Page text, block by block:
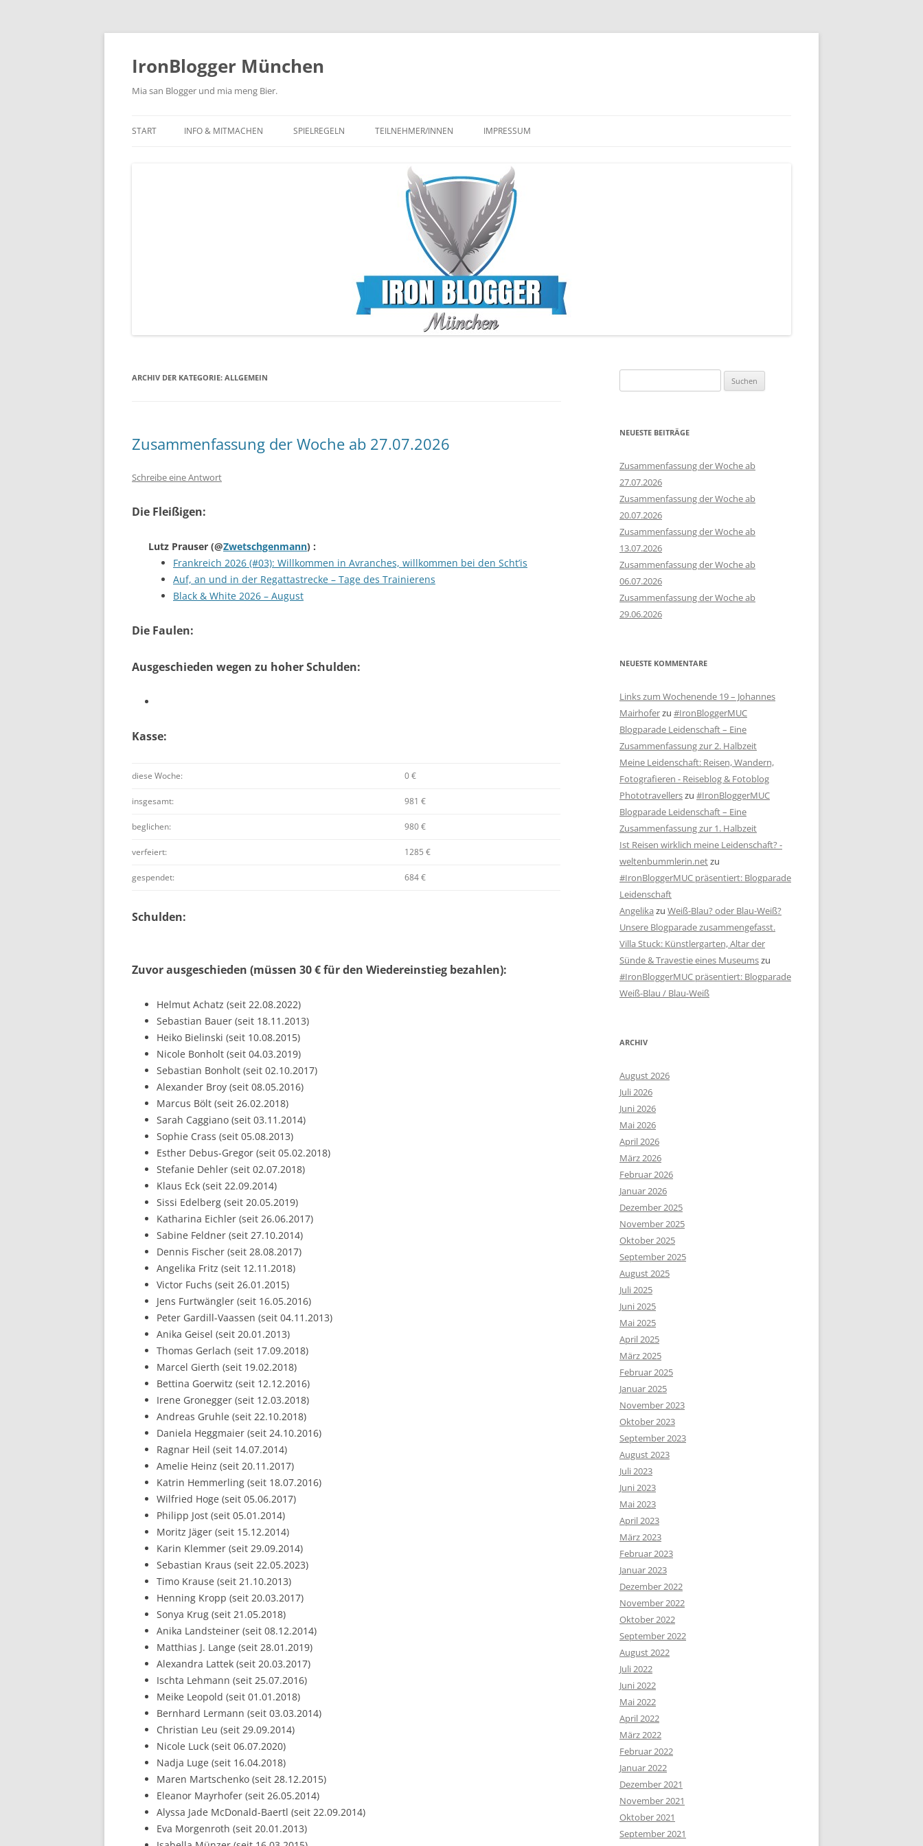
Zum
IronBlogger München
Mia san Blogger und mia meng Bier.
START INFO & MITMACHEN SPIELREGELN TEILNEHMER/INNEN IMPRESSUM
ARCHIV DER KATEGORIE: ALLGEMEIN
Zusammenfassung der Woche ab 27.07.2026
Schreibe eine Antwort
Die Fleißigen:
Lutz Prauser (@Zwetschgenmann) :
Frankreich 2026 (#03): Willkommen in Avranches, willkommen bei den Scht’is
Auf, an und in der Regattastrecke – Tage des Trainierens
Black & White 2026 – August
Die Faulen:
Ausgeschieden wegen zu hoher Schulden:
Kasse:
diese Woche: 0 €
insgesamt: 981 €
beglichen: 980 €
verfeiert: 1285 €
gespendet: 684 €
Schulden:
Zuvor ausgeschieden (müssen 30 € für den Wiedereinstieg bezahlen):
Helmut Achatz (seit 22.08.2022)
Sebastian Bauer (seit 18.11.2013)
Heiko Bielinski (seit 10.08.2015)
Nicole Bonholt (seit 04.03.2019)
Sebastian Bonholt (seit 02.10.2017)
Alexander Broy (seit 08.05.2016)
Marcus Bölt (seit 26.02.2018)
Sarah Caggiano (seit 03.11.2014)
Sophie Crass (seit 05.08.2013)
Esther Debus-Gregor (seit 05.02.2018)
Stefanie Dehler (seit 02.07.2018)
Klaus Eck (seit 22.09.2014)
Sissi Edelberg (seit 20.05.2019)
Katharina Eichler (seit 26.06.2017)
Sabine Feldner (seit 27.10.2014)
Dennis Fischer (seit 28.08.2017)
Angelika Fritz (seit 12.11.2018)
Victor Fuchs (seit 26.01.2015)
Jens Furtwängler (seit 16.05.2016)
Peter Gardill-Vaassen (seit 04.11.2013)
Anika Geisel (seit 20.01.2013)
Thomas Gerlach (seit 17.09.2018)
Marcel Gierth (seit 19.02.2018)
Bettina Goerwitz (seit 12.12.2016)
Irene Gronegger (seit 12.03.2018)
Andreas Gruhle (seit 22.10.2018)
Daniela Heggmaier (seit 24.10.2016)
Ragnar Heil (seit 14.07.2014)
Amelie Heinz (seit 20.11.2017)
Katrin Hemmerling (seit 18.07.2016)
Wilfried Hoge (seit 05.06.2017)
Philipp Jost (seit 05.01.2014)
Moritz Jäger (seit 15.12.2014)
Karin Klemmer (seit 29.09.2014)
Sebastian Kraus (seit 22.05.2023)
Timo Krause (seit 21.10.2013)
Henning Kropp (seit 20.03.2017)
Sonya Krug (seit 21.05.2018)
Anika Landsteiner (seit 08.12.2014)
Matthias J. Lange (seit 28.01.2019)
Alexandra Lattek (seit 20.03.2017)
Ischta Lehmann (seit 25.07.2016)
Meike Leopold (seit 01.01.2018)
Bernhard Lermann (seit 03.03.2014)
Christian Leu (seit 29.09.2014)
Nicole Luck (seit 06.07.2020)
Nadja Luge (seit 16.04.2018)
Maren Martschenko (seit 28.12.2015)
Eleanor Mayrhofer (seit 26.05.2014)
Alyssa Jade McDonald-Baertl (seit 22.09.2014)
Eva Morgenroth (seit 20.01.2013)
nach:
NEUESTE BEITRÄGE
Zusammenfassung der Woche ab
27.07.2026
Zusammenfassung der Woche ab
20.07.2026
Zusammenfassung der Woche ab
13.07.2026
Zusammenfassung der Woche ab
06.07.2026
Zusammenfassung der Woche ab
29.06.2026
NEUESTE KOMMENTARE
Links zum Wochenende 19 – Johannes
Mairhoferzu #IronBloggerMUC
Blogparade Leidenschaft – Eine
Zusammenfassung zur 2. Halbzeit
Meine Leidenschaft: Reisen, Wandern,
Fotografieren - Reiseblog & Fotoblog
Phototravellerszu #IronBloggerMUC
Blogparade Leidenschaft – Eine
Zusammenfassung zur 1. Halbzeit
Ist Reisen wirklich meine Leidenschaft? -
weltenbummlerin.netzu
#IronBloggerMUC präsentiert: Blogparade
Leidenschaft
Angelika zu Weiß-Blau? oder Blau-Weiß?
Unsere Blogparade zusammengefasst.
Villa Stuck: Künstlergarten, Altar der
Sünde & Travestie eines Museumszu
#IronBloggerMUC präsentiert: Blogparade
Weiß-Blau / Blau-Weiß
ARCHIV
August 2026
Juli 2026
Juni 2026
Mai 2026
April 2026
März 2026
Februar 2026
Januar 2026
Dezember 2025
November 2025
Oktober 2025
September 2025
August 2025
Juli 2025
Juni 2025
Mai 2025
April 2025
März 2025
Februar 2025
Januar 2025
November 2023
Oktober 2023
September 2023
August 2023
Juli 2023
Juni 2023
Mai 2023
April 2023
März 2023
Februar 2023
Januar 2023
Dezember 2022
November 2022
Oktober 2022
September 2022
August 2022
Juli 2022
Juni 2022
Mai 2022
April 2022
März 2022
Februar 2022
Januar 2022
Dezember 2021
November 2021
Oktober 2021
September 2021